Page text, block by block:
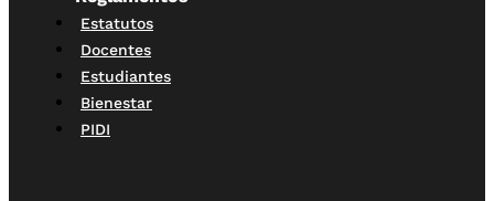
Estatutos
Docentes
Estudiantes
Bienestar
PIDI